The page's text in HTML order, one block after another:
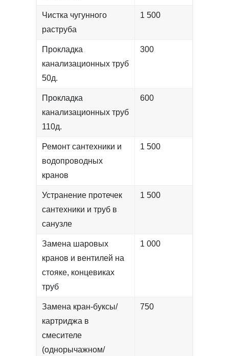
Чистка чугунного
раструба
1 500
Прокладка
канализационных труб
50д.
300
Прокладка
канализационных труб
110д.
600
Ремонт сантехники и
водопроводных
кранов
1 500
Устранение протечек
сантехники и труб в
санузле
1 500
Замена шаровых
кранов и вентилей на
стояке, концевиках
труб
1 000
Замена кран-буксы/
картриджа в
смесителе
(однорычажном/
750